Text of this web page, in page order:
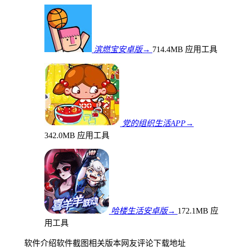
滨燃宝安卓版→ 714.4MB 应用工具
党的组织生活APP→
342.0MB 应用工具
哈楼生活安卓版→ 172.1MB 应
用工具
软件介绍软件截图相关版本网友评论下载地址